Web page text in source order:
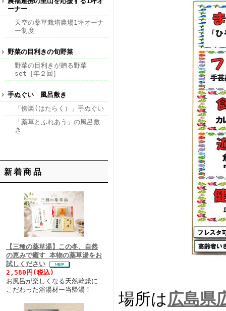
ーナー
天空の薬草栽培農場1坪オーナ
ー制度
野菜の目利きの旬野菜
野菜の目利きが贈る野菜
set［年２回］
手ぬぐい 風呂敷き
「傍楽(はたらく）」手ぬぐい
「薬草とふれあう」の風呂敷
き
新着商品
【三種の薬草湯】この冬、自然
の恵みで癒す 本物の薬草湯をお
試しください
2,580円(税込)
お風呂が楽しくなる天然乾燥に
こだわった浴湯材ー当帰湯！
場所は広島県